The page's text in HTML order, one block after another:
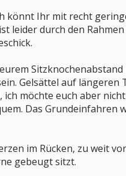
könnt Ihr mit recht
leider durch den
Gelsättel auf
möchte euch aber
Das Grundeinfahren
im Rücken, zu weit
gebeugt sitzt.